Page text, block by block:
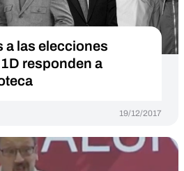
a las elecciones
responden a
19/12/2017